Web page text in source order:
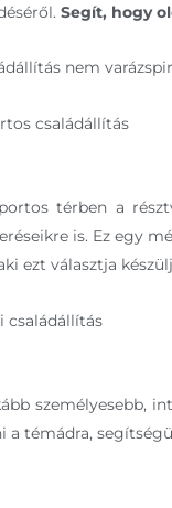
Segít, hogy
nem
családállítás
térben a
is. Ez egy
ezt választja
családállítás
személyesebb,
a témádra,